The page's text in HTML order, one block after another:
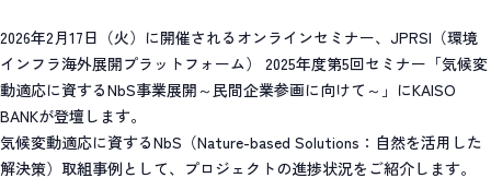
2026年2月17日（火）に開催されるオンラインセミナー、JPRSI（環境
インフラ海外展開プラットフォーム） 2025年度第5回セミナー「気候変
動適応に資するNbS事業展開～民間企業参画に向けて～」にKAISO
BANKが登壇します。
気候変動適応に資するNbS（Nature-based Solutions：自然を活用した
解決策）取組事例として、プロジェクトの進捗状況をご紹介します。